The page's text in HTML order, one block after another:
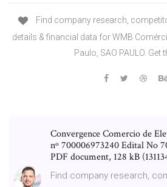
Find company research,
details & financial data for WMB
Paulo, SAO PAULO. Get
Convergence Comercio de
nº 700006973240 Edital No
PDF document, 128 kB
Find company research,